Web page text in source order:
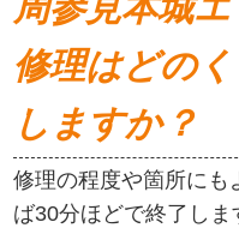
修理はどの
しますか？
修理の程度や箇所にも
ば30分ほどで終了し